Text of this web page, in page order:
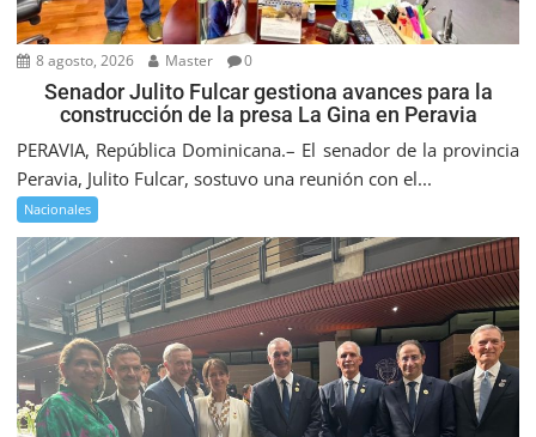
8 agosto, 2026 Master 0
Senador Julito Fulcar gestiona avances para la
construcción de la presa La Gina en Peravia
PERAVIA, República Dominicana.– El senador de la provincia
Peravia, Julito Fulcar, sostuvo una reunión con el...
Nacionales